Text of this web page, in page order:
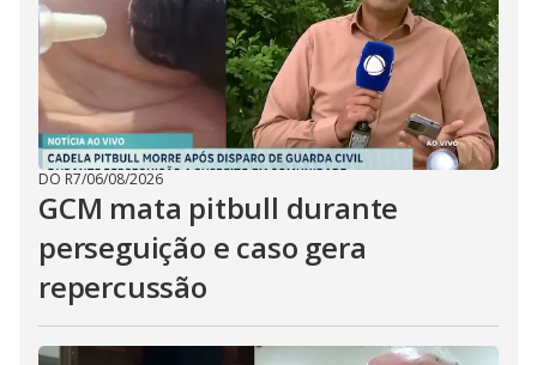
DO R7/06/08/2026
GCM mata pitbull durante
perseguição e caso gera
repercussão